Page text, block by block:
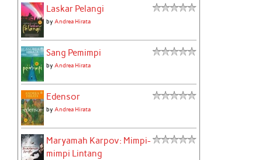
Laskar Pelangi
byAndrea Hirata
Sang Pemimpi
byAndrea Hirata
Edensor
byAndrea Hirata
Maryamah Karpov: Mimpi-
mimpi Lintang